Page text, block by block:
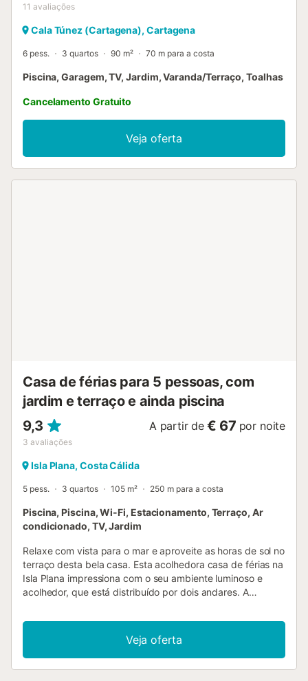
11 avaliações
Cala Túnez (Cartagena), Cartagena
6 pess. 3 quartos 90 m² 70 m para a costa
Piscina, Garagem, TV, Jardim, Varanda/Terraço, Toalhas
Cancelamento Gratuito
Veja oferta
Casa de férias para 5 pessoas, com
jardim e terraço e ainda piscina
9,3
3 avaliações
A partir de € 67 por noite
Isla Plana, Costa Cálida
5 pess. 3 quartos 105 m² 250 m para a costa
Piscina, Piscina, Wi-Fi, Estacionamento, Terraço, Ar
condicionado, TV, Jardim
Relaxe com vista para o mar e aproveite as horas de sol no
terraço desta bela casa. Esta acolhedora casa de férias na
Isla Plana impressiona com o seu ambiente luminoso e
acolhedor, que está distribuído por dois andares. A
próximo, enquanto o terraço é ideal para refeições ao ar
livre. O mobiliário acolhedor convida a ficar, e para um
mergulho refrescante, a piscina comum é perfeita para
umas férias relaxantes com os seus entes queridos. A
Veja oferta